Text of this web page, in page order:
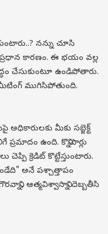
నన్ను చూసి
కారణం. ఈ భయం వల్ల
చేసుకుంటూ ఉండిపోతారు.
ముగిసిపోతుంది.
మీకు సబ్జెక్ట్
ఉంది. కొన్నిసార్లు
క్రెడిట్ కొట్టేస్తుంటారు.
అనే పశ్చాత్తాపం
ఆత్మవిశ్వాసాన్ని దెబ్బతీసి